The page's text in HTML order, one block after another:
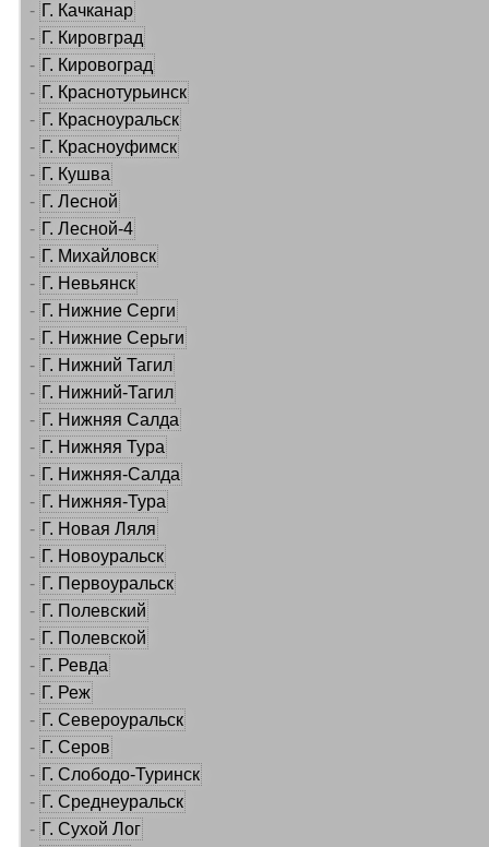
- Г. Качканар
- Г. Кировград
- Г. Кировоград
- Г. Краснотурьинск
- Г. Красноуральск
- Г. Красноуфимск
- Г. Кушва
- Г. Лесной
- Г. Лесной-4
- Г. Михайловск
- Г. Невьянск
- Г. Нижние Серги
- Г. Нижние Серьги
- Г. Нижний Тагил
- Г. Нижний-Тагил
- Г. Нижняя Салда
- Г. Нижняя Тура
- Г. Нижняя-Салда
- Г. Нижняя-Тура
- Г. Новая Ляля
- Г. Новоуральск
- Г. Первоуральск
- Г. Полевский
- Г. Полевской
- Г. Ревда
- Г. Реж
- Г. Североуральск
- Г. Серов
- Г. Слободо-Туринск
- Г. Среднеуральск
- Г. Сухой Лог